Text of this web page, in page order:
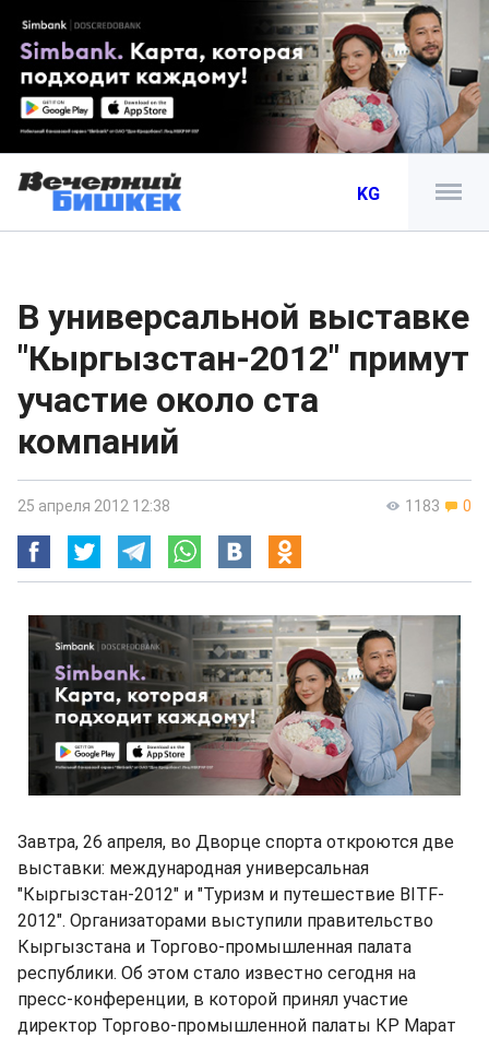
KG
В универсальной выставке
"Кыргызстан-2012" примут
участие около ста
компаний
1183 0
25 апреля 2012 12:38
Завтра, 26 апреля, во Дворце спорта откроются две
выставки: международная универсальная
"Кыргызстан-2012" и "Туризм и путешествие BITF-
2012". Организаторами выступили правительство
Кыргызстана и Торгово-промышленная палата
республики. Об этом стало известно сегодня на
пресс-конференции, в которой принял участие
директор Торгово-промышленной палаты КР Марат